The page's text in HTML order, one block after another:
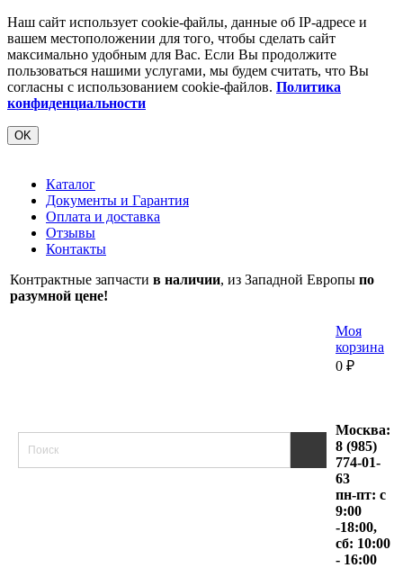
Наш сайт использует cookie-файлы, данные об IP-адресе и
вашем местоположении для того, чтобы сделать сайт
максимально удобным для Вас. Если Вы продолжите
пользоваться нашими услугами, мы будем считать, что Вы
согласны с использованием cookie-файлов. Политика
конфиденциальности
OK
Каталог
Документы и Гарантия
Оплата и доставка
Отзывы
Контакты
Контрактные запчасти в наличии, из Западной Европы по
разумной цене!
Моя
корзина
0 ₽
Москва:
8 (985)
774-01-
63
пн-пт: с
9:00
-18:00,
сб: 10:00
- 16:00